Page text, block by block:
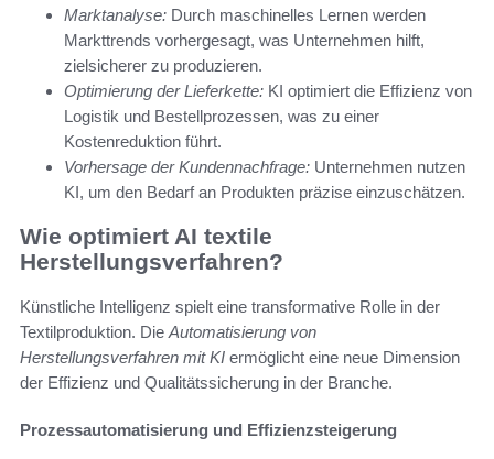
Marktanalyse: Durch maschinelles Lernen werden
Markttrends vorhergesagt, was Unternehmen hilft,
zielsicherer zu produzieren.
Optimierung der Lieferkette: KI optimiert die Effizienz von
Logistik und Bestellprozessen, was zu einer
Kostenreduktion führt.
Vorhersage der Kundennachfrage: Unternehmen nutzen
KI, um den Bedarf an Produkten präzise einzuschätzen.
Wie optimiert AI textile
Herstellungsverfahren?
Künstliche Intelligenz spielt eine transformative Rolle in der
Textilproduktion. Die Automatisierung von
Herstellungsverfahren mit KI ermöglicht eine neue Dimension
der Effizienz und Qualitätssicherung in der Branche.
Prozessautomatisierung und Effizienzsteigerung